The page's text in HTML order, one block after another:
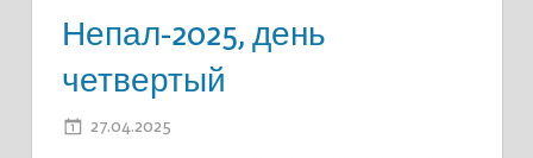
Непал-2025, день
четвертый
27.04.2025